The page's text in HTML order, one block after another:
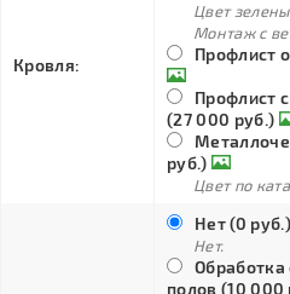
Кровля:
Цвет
Монтаж с
Профлист
Профлист
(27 000 руб.)
руб.)
Цвет по
Нет (0 руб.)
Нет.
Обработка
полов (10 000